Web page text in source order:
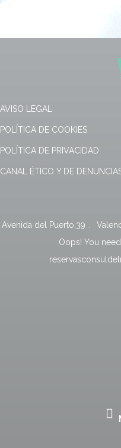
AVISO LEGAL
POLÍTICA DE COOKIES
POLÍTICA DE PRIVACIDAD
CANAL ÉTICO Y DE
Avenida del Puerto,39
Oops! You